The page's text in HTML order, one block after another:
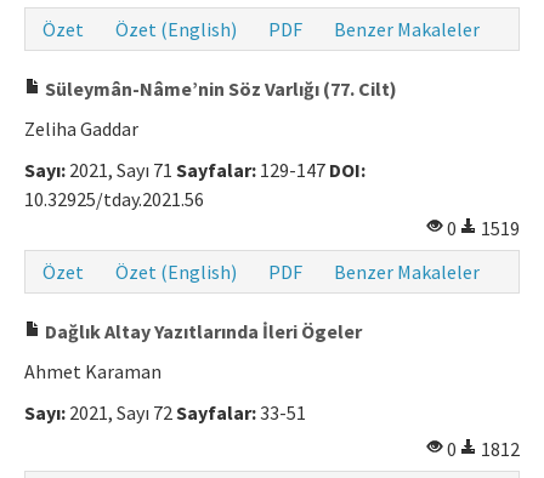
Özet
Özet (English) PDF Benzer Makaleler
Süleymân-Nâme’nin Söz Varlığı (77. Cilt)
Zeliha Gaddar
Sayı: 2021, Sayı 71 Sayfalar: 129-147 DOI:
10.32925/tday.2021.56
0
1519
Özet
Özet (English) PDF Benzer Makaleler
Dağlık Altay Yazıtlarında İleri Ögeler
Ahmet Karaman
Sayı: 2021, Sayı 72Sayfalar:33-51
0
1812